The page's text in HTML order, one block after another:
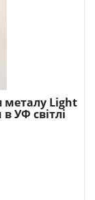
металу Light
УФ світлі